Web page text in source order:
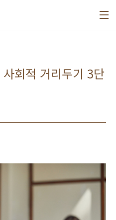
회적 거리두기 3단